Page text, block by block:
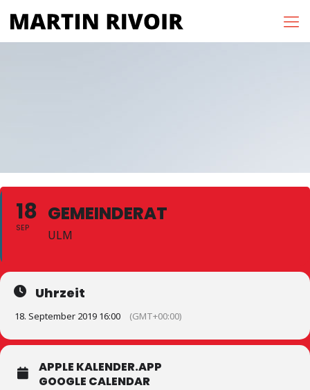
18
SEP
GEMEINDERAT
ULM
Uhrzeit
18. September 2019 16:00 (GMT+00:00)
APPLE KALENDER.APP
GOOGLE CALENDAR